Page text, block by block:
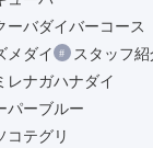
ーバダイバーコース
メダイ
スタッフ紹
レナガハナダイ
パーブルー
コテグリ